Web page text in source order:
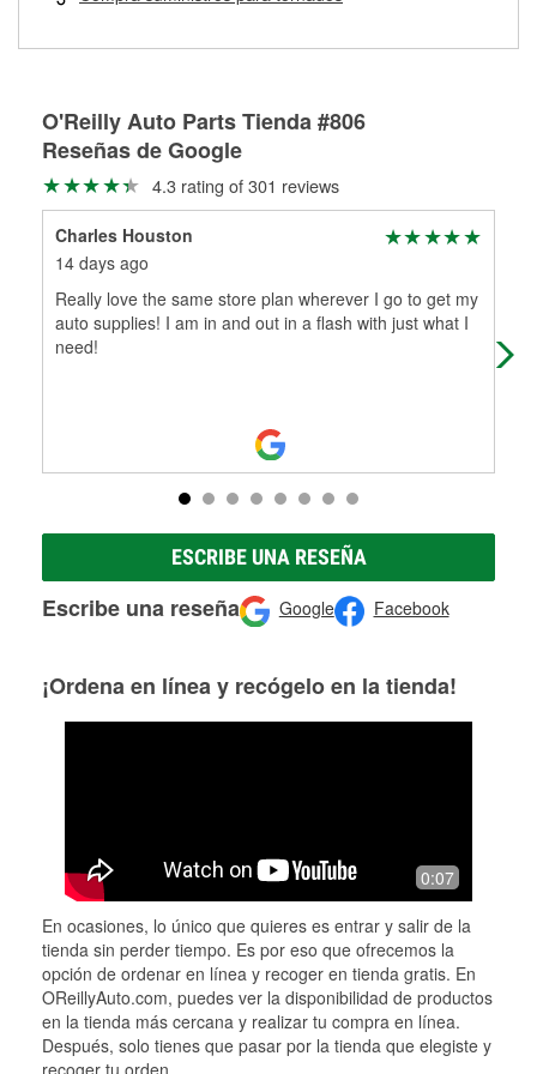
partes de reemplazo correctas para tu reparación.
O'Reilly Auto Parts Tienda #806
Reseñas de Google
4.3 rating of 301 reviews
Charles Houston
14 days ago
Really love the same store plan wherever I go to get my
auto supplies! I am in and out in a flash with just what I
need!
ESCRIBE UNA RESEÑA
Escribe una reseña Google Facebook
¡Ordena en línea y recógelo en la tienda!
0:07
En ocasiones, lo único que quieres es entrar y salir de la
tienda sin perder tiempo. Es por eso que ofrecemos la
opción de ordenar en línea y recoger en tienda gratis. En
OReillyAuto.com, puedes ver la disponibilidad de productos
en la tienda más cercana y realizar tu compra en línea.
Después, solo tienes que pasar por la tienda que elegiste y
recoger tu orden.